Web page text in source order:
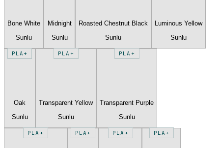
Bone White
Sunlu
Midnight
Sunlu
Roasted Chestnut Black
Sunlu
Luminous Yellow
Sunlu
PLA+
Oak
Sunlu
PLA+
Transparent Yellow
Sunlu
PLA+
Transparent Purple
Sunlu
PLA+ PLA+ PLA+ PLA+